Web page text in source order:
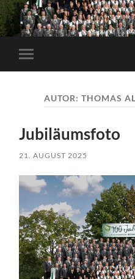
Mobile-
Menü
AUTOR: THOMAS
Jubiläumsfoto
21. AUGUST 2025